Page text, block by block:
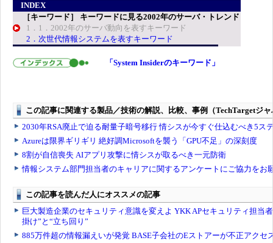
INDEX
［キーワード］ キーワードに見る2002年のサーバ・トレンド
1．1．2002年のサーバ動向を表すキーワード
2．次世代情報システムを表すキーワード
「System Insiderのキーワード」